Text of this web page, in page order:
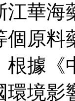
江華海
個原
根據《
環境